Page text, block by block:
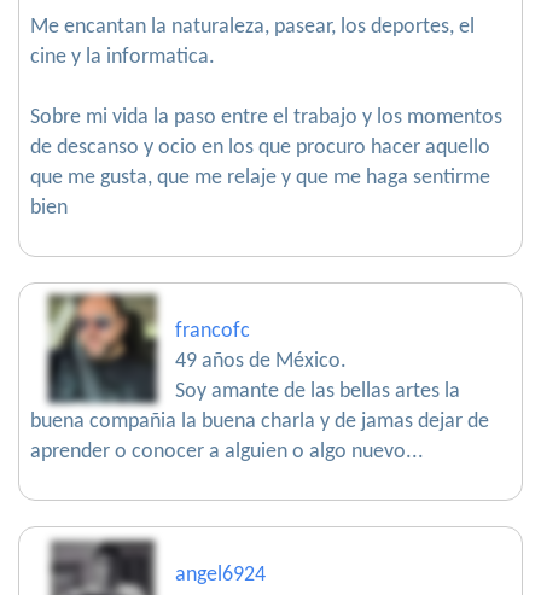
Me encantan la naturaleza, pasear, los deportes, el
cine y la informatica.
Sobre mi vida la paso entre el trabajo y los momentos
de descanso y ocio en los que procuro hacer aquello
que me gusta, que me relaje y que me haga sentirme
bien
francofc
49 años de México.
Soy amante de las bellas artes la
buena compañia la buena charla y de jamas dejar de
aprender o conocer a alguien o algo nuevo...
angel6924